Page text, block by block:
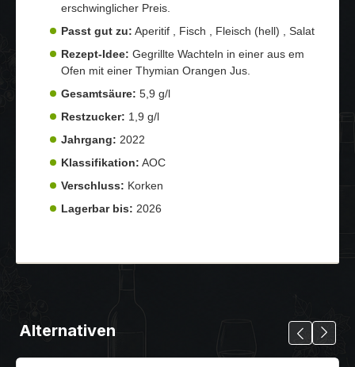
erschwinglicher Preis.
Passt gut zu: Aperitif , Fisch , Fleisch (hell) , Salat
Rezept-Idee: Gegrillte Wachteln in einer aus em
Ofen mit einer Thymian Orangen Jus.
Gesamtsäure: 5,9 g/l
Restzucker: 1,9 g/l
Jahrgang: 2022
Klassifikation: AOC
Verschluss: Korken
Lagerbar bis: 2026
Alternativen